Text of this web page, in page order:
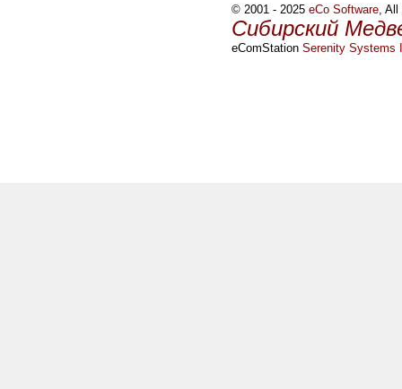
© 2001 - 2025eCo Software, All
Сибирский
eComStationSerenity Systems